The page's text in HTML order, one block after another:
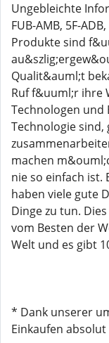
Ungebleichte
FUB-AMB, 5F-
Produkte sind
Qualit&auml;t
Ruf f&uuml;r ihre
Technologen und
Technologie sind,
machen
nie so einfach ist.
haben viele gute
Dinge zu tun.
vom Besten der
Welt und es gibt
* Dank unserer
Einkaufen absolut